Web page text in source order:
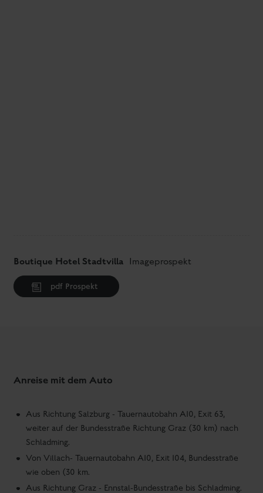
Boutique Hotel Stadtvilla Imageprospekt
pdf Prospekt
Anreise mit dem Auto
Aus Richtung Salzburg - Tauernautobahn A10, Exit 63,
weiter auf der Bundesstraße Richtung Graz (30 km) nach
Schladming.
Von Villach- Tauernautobahn A10, Exit 104, Bundesstraße
wie oben (30 km.
Aus Richtung Graz - Ennstal-Bundesstraße bis Schladming.